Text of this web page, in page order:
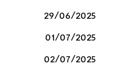
29/06/2025
01/07/2025
02/07/2025